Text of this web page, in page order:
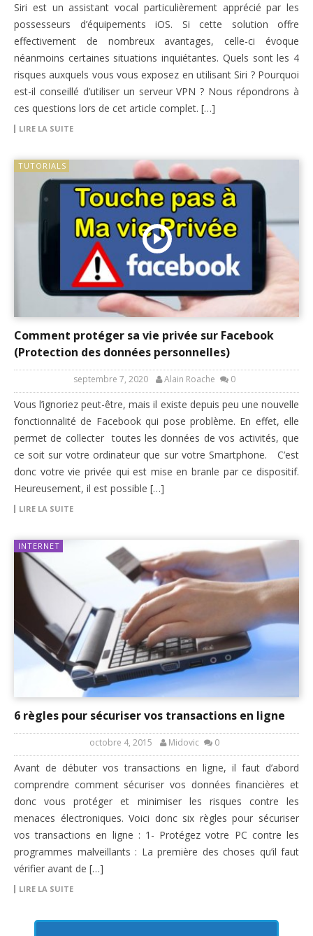
Siri est un assistant vocal particulièrement apprécié par les
possesseurs d’équipements iOS. Si cette solution offre
effectivement de nombreux avantages, celle-ci évoque
néanmoins certaines situations inquiétantes. Quels sont les 4
risques auxquels vous vous exposez en utilisant Siri ? Pourquoi
est-il conseillé d’utiliser un serveur VPN ? Nous répondrons à
ces questions lors de cet article complet. […]
LIRE LA SUITE
TUTORIALS
Comment protéger sa vie privée sur Facebook
(Protection des données personnelles)
septembre 7, 2020 Alain Roache 0
Vous l’ignoriez peut-être, mais il existe depuis peu une nouvelle
fonctionnalité de Facebook qui pose problème. En effet, elle
permet de collecter toutes les données de vos activités, que
ce soit sur votre ordinateur que sur votre Smartphone. C’est
donc votre vie privée qui est mise en branle par ce dispositif.
Heureusement, il est possible […]
LIRE LA SUITE
INTERNET
6 règles pour sécuriser vos transactions en ligne
octobre 4, 2015 Midovic 0
Avant de débuter vos transactions en ligne, il faut d’abord
comprendre comment sécuriser vos données financières et
donc vous protéger et minimiser les risques contre les
menaces électroniques. Voici donc six règles pour sécuriser
vos transactions en ligne : 1- Protégez votre PC contre les
programmes malveillants : La première des choses qu’il faut
vérifier avant de […]
LIRE LA SUITE